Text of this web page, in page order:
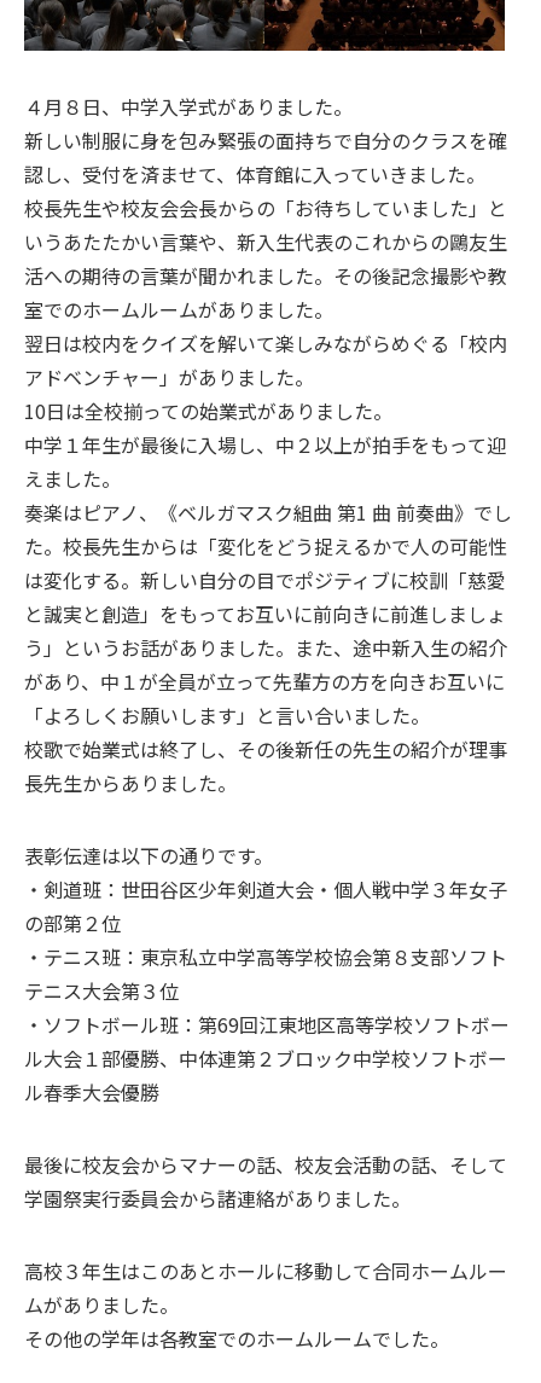
４月８日、中学入学式がありました。
新しい制服に身を包み緊張の面持ちで自分のクラスを確
認し、受付を済ませて、体育館に入っていきました。
校長先生や校友会会長からの「お待ちしていました」と
いうあたたかい言葉や、新入生代表のこれからの鷗友生
活への期待の言葉が聞かれました。その後記念撮影や教
室でのホームルームがありました。
翌日は校内をクイズを解いて楽しみながらめぐる「校内
アドベンチャー」がありました。
10日は全校揃っての始業式がありました。
中学１年生が最後に入場し、中２以上が拍手をもって迎
えました。
奏楽はピアノ、《ベルガマスク組曲 第1 曲 前奏曲》でし
た。校長先生からは「変化をどう捉えるかで人の可能性
は変化する。新しい自分の目でポジティブに校訓「慈愛
と誠実と創造」をもってお互いに前向きに前進しましょ
う」というお話がありました。また、途中新入生の紹介
があり、中１が全員が立って先輩方の方を向きお互いに
「よろしくお願いします」と言い合いました。
校歌で始業式は終了し、その後新任の先生の紹介が理事
長先生からありました。
表彰伝達は以下の通りです。
・剣道班：世田谷区少年剣道大会・個人戦中学３年女子
の部第２位
・テニス班：東京私立中学高等学校協会第８支部ソフト
テニス大会第３位
・ソフトボール班：第69回江東地区高等学校ソフトボー
ル大会１部優勝、中体連第２ブロック中学校ソフトボー
ル春季大会優勝
最後に校友会からマナーの話、校友会活動の話、そして
学園祭実行委員会から諸連絡がありました。
高校３年生はこのあとホールに移動して合同ホームルー
ムがありました。
その他の学年は各教室でのホームルームでした。